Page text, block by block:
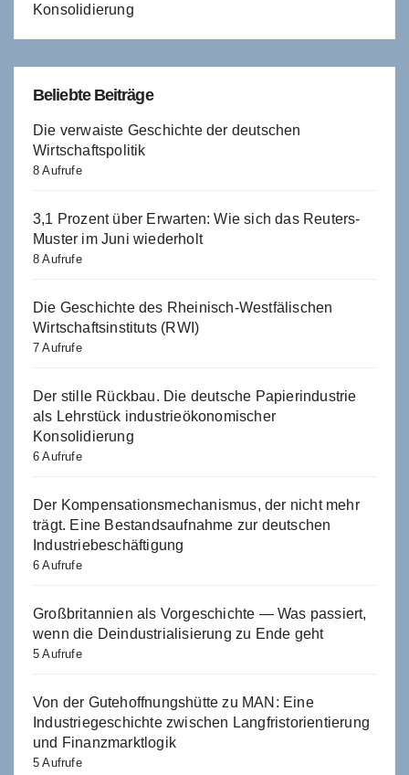
Konsolidierung
Beliebte Beiträge
Die verwaiste Geschichte der deutschen
Wirtschaftspolitik
8 Aufrufe
3,1 Prozent über Erwarten: Wie sich das Reuters-
Muster im Juni wiederholt
8 Aufrufe
Die Geschichte des Rheinisch-Westfälischen
Wirtschaftsinstituts (RWI)
7 Aufrufe
Der stille Rückbau. Die deutsche Papierindustrie
als Lehrstück industrieökonomischer
Konsolidierung
6 Aufrufe
Der Kompensationsmechanismus, der nicht mehr
trägt. Eine Bestandsaufnahme zur deutschen
Industriebeschäftigung
6 Aufrufe
Großbritannien als Vorgeschichte — Was passiert,
wenn die Deindustrialisierung zu Ende geht
5 Aufrufe
Von der Gutehoffnungshütte zu MAN: Eine
Industriegeschichte zwischen Langfristorientierung
und Finanzmarktlogik
5 Aufrufe